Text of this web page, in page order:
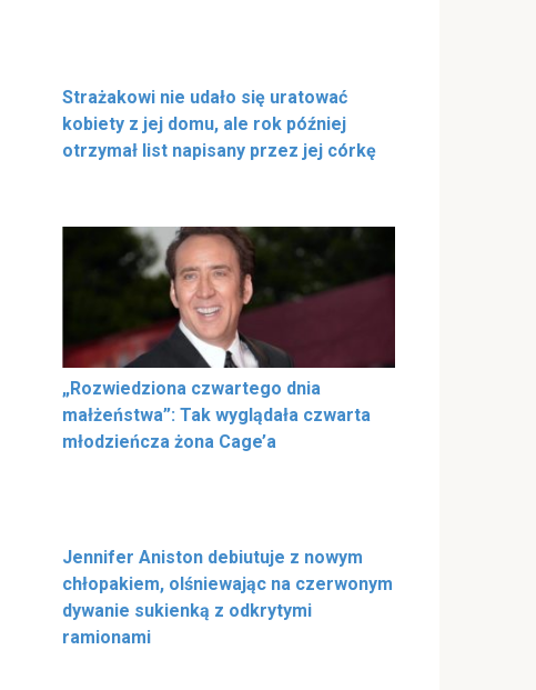
Strażakowi nie udało się uratować
kobiety z jej domu, ale rok później
otrzymał list napisany przez jej córkę
„Rozwiedziona czwartego dnia
małżeństwa”: Tak wyglądała czwarta
młodzieńcza żona Cage’a
Jennifer Aniston debiutuje z nowym
chłopakiem, olśniewając na czerwonym
dywanie sukienką z odkrytymi
ramionami